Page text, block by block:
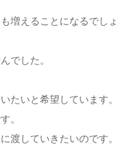
増えることになるでしょ
でした。
たいと希望しています。
。
渡していきたいのです。